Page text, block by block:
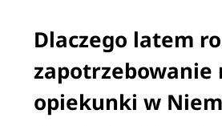
Dlaczego latem
zapotrzebowanie
opiekunki w